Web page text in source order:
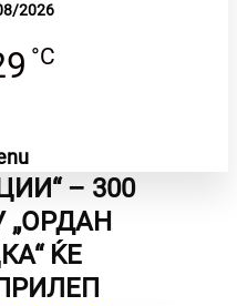
2026
°C
– 300
ЌЕ